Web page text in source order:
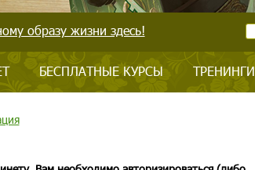
образу жизни здесь!
БЕСПЛАТНЫЕ КУРСЫ ТРЕНИНГИ